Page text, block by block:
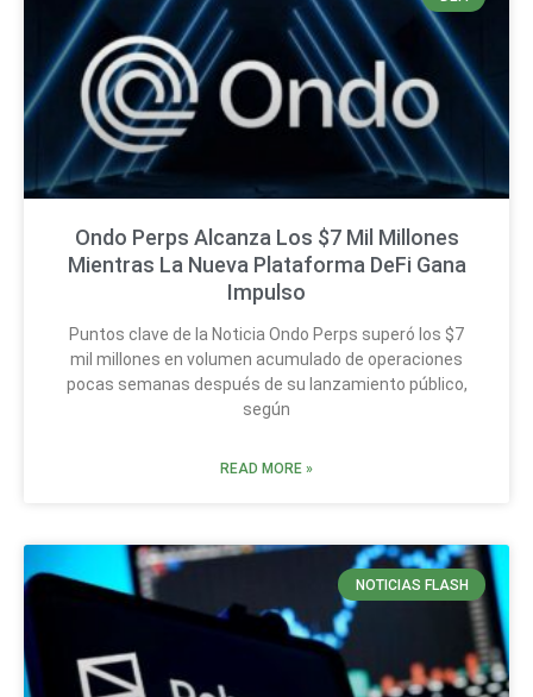
Ondo Perps Alcanza Los $7 Mil Millones
Mientras La Nueva Plataforma DeFi Gana
Impulso
Puntos clave de la Noticia Ondo Perps superó los $7
mil millones en volumen acumulado de operaciones
pocas semanas después de su lanzamiento público,
según
READ MORE »
NOTICIAS FLASH